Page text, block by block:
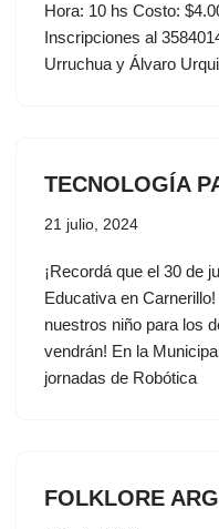
Hora: 10 hs Costo:
Inscripciones al
Urruchua y Álvaro
TECNOLOGÍA
21 julio, 2024
¡Recordá que el 30 de
Educativa en
nuestros niño para los
vendrán! En la
jornadas de Robótica
FOLKLORE